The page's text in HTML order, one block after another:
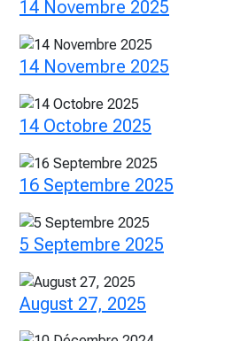
14 Novembre 2025
14 Novembre 2025
14 Octobre 2025
16 Septembre 2025
5 Septembre 2025
August 27, 2025